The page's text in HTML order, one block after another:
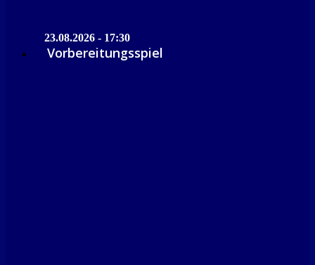
23.08.2026 - 17:30
Vorbereitungsspiel